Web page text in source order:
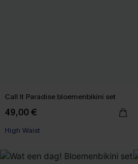
Call It Paradise bloemenbikini set
49,00 €
High Waist